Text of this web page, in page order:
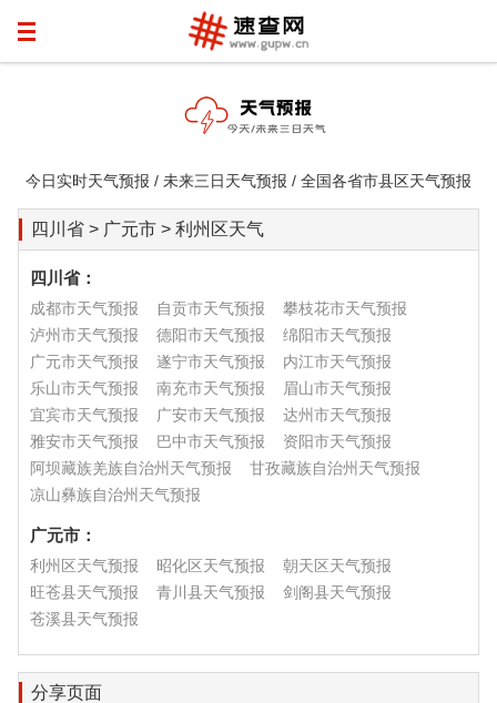
今日实时天气预报 / 未来三日天气预报 / 全国各省市县区天气预报
四川省 > 广元市 > 利州区天气
四川省：
成都市天气预报 自贡市天气预报
攀枝花市天气预报
泸州市天气预报
德阳市天气预报
绵阳市天气预报
广元市天气预报
遂宁市天气预报
内江市天气预报
乐山市天气预报
南充市天气预报
眉山市天气预报
宜宾市天气预报
广安市天气预报
达州市天气预报
雅安市天气预报
巴中市天气预报
资阳市天气预报
阿坝藏族羌族自治州天气预报
甘孜藏族自治州天气预报
凉山彝族自治州天气预报
广元市：
利州区天气预报 昭化区天气预报
朝天区天气预报
旺苍县天气预报
青川县天气预报
剑阁县天气预报
苍溪县天气预报
分享页面